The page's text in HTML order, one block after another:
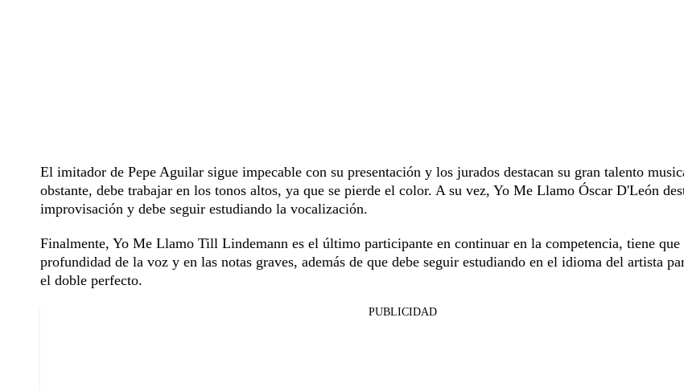
El imitador de Pepe Aguilar sigue impecable con su presentación y los jurados destacan su gran talento
obstante, debe trabajar en los tonos altos, ya que se pierde el color. A su vez, Yo Me Llamo Óscar D'León
improvisación y debe seguir estudiando la vocalización.
Finalmente, Yo Me Llamo Till Lindemann es el último participante en continuar en la competencia, tiene que
profundidad de la voz y en las notas graves, además de que debe seguir estudiando en el idioma del artista
el doble perfecto.
PUBLICIDAD